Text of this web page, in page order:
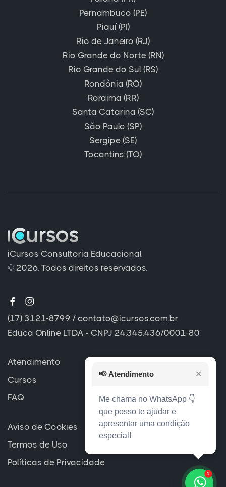
Pernambuco (PE)
Piauí (PI)
Rio de Janeiro (RJ)
Rio Grande do Norte (RN)
Rio Grande do Sul (RS)
Rondônia (RO)
Roraima (RR)
Santa Catarina (SC)
São Paulo (SP)
Sergipe (SE)
Tocantins (TO)
iCursos Consultoria Educacional
© 2026. Todos direitos reservados.
(17) 3121-8799 / contato@icursos.com.br
Educa Online LTDA - CNPJ 24.345.436/0001-80
Atendimento
Cursos
FAQ
Aviso de Cookies
Termos de Uso
Políticas de Privacidade
1
📢 Atendimento ✕
Me chama no WhatsApp 👇
que posso te ajudar e
apresentar uma condição
especial!